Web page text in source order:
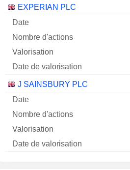
Nombre
EXPERIAN PLC
J SAINSBURY PLC